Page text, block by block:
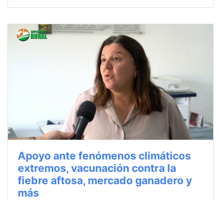
Apoyo ante fenómenos climáticos
extremos, vacunación contra la
fiebre aftosa, mercado ganadero y
más